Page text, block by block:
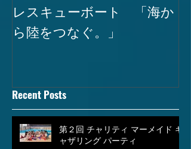
レスキューボート 「海か
ら陸をつなぐ。」
Recent Posts
第２回 チャリティ マーメイド ギ
ャザリング パーティ